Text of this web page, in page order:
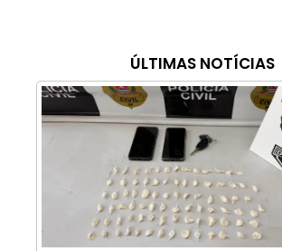
ÚLTIMAS NOTÍCIAS